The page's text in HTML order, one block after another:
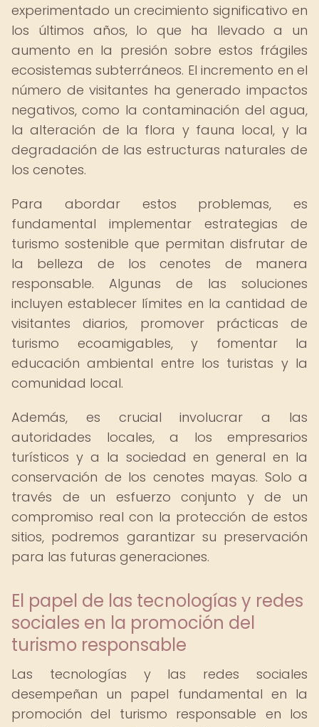
experimentado un crecimiento significativo en
los últimos años, lo que ha llevado a un
aumento en la presión sobre estos frágiles
ecosistemas subterráneos. El incremento en el
número de visitantes ha generado impactos
negativos, como la contaminación del agua,
la alteración de la flora y fauna local, y la
degradación de las estructuras naturales de
los cenotes.
Para abordar estos problemas, es
fundamental implementar estrategias de
turismo sostenible que permitan disfrutar de
la belleza de los cenotes de manera
responsable. Algunas de las soluciones
incluyen establecer límites en la cantidad de
visitantes diarios, promover prácticas de
turismo ecoamigables, y fomentar la
educación ambiental entre los turistas y la
comunidad local.
Además, es crucial involucrar a las
autoridades locales, a los empresarios
turísticos y a la sociedad en general en la
conservación de los cenotes mayas. Solo a
través de un esfuerzo conjunto y de un
compromiso real con la protección de estos
sitios, podremos garantizar su preservación
para las futuras generaciones.
El papel de las tecnologías y redes
sociales en la promoción del
turismo responsable
Las tecnologías y las redes sociales
desempeñan un papel fundamental en la
promoción del turismo responsable en los